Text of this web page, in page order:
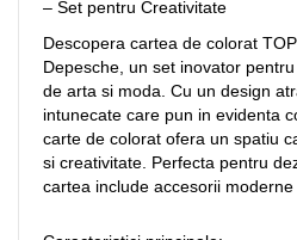
– Set pentru Creativitate
Descopera cartea de colorat
Depesche, un set inovator
de arta si moda. Cu un design
intunecate care pun in evidenta
carte de colorat ofera un spatiu
si creativitate. Perfecta pentru
cartea include accesorii moderne